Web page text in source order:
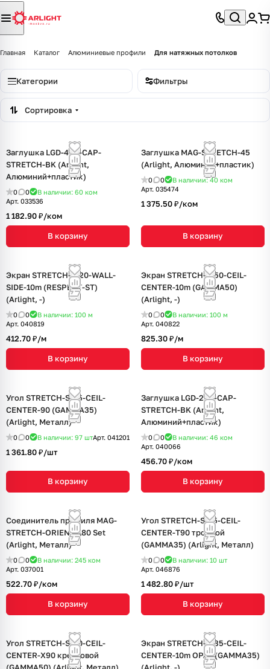
Главная Каталог Алюминиевые профили Для натяжных потолков
Категории Фильтры
Сортировка
Заглушка LGD-4TR-CAP-
STRETCH-BK (Arlight,
Алюминий+пластик)
0 0 В наличии: 60 ком
Арт. 033536
1 182.90 ₽/ком
В корзину
Заглушка MAG-STRETCH-45
(Arlight, Алюминий+пластик)
0 0 В наличии: 40 ком
Арт. 035474
1 375.50 ₽/ком
В корзину
Экран STRETCH-S-20-WALL-
SIDE-10m (RESPECT-ST)
(Arlight, -)
0 0 В наличии: 100 м
Арт. 040819
412.70 ₽/м
В корзину
Экран STRETCH-S-50-CEIL-
CENTER-10m (GAMMA50)
(Arlight, -)
0 0 В наличии: 100 м
Арт. 040822
825.30 ₽/м
В корзину
Угол STRETCH-S-35-CEIL-
CENTER-90 (GAMMA35)
(Arlight, Металл)
0 0 В наличии: 97 штАрт. 041201
1 361.80 ₽/шт
В корзину
Заглушка LGD-2TR-CAP-
STRETCH-BK (Arlight,
Алюминий+пластик)
0 0 В наличии: 46 ком
Арт. 040066
456.70 ₽/ком
В корзину
Соединитель профиля MAG-
STRETCH-ORIENT-180 Set
(Arlight, Металл)
0 0 В наличии: 245 ком
Арт. 037001
522.70 ₽/ком
В корзину
Угол STRETCH-S-35-CEIL-
CENTER-T90 тройной
(GAMMA35) (Arlight, Металл)
0 0 В наличии: 10 шт
Арт. 046876
1 482.80 ₽/шт
В корзину
Угол STRETCH-S-50-CEIL-
CENTER-X90 крестовой
Экран STRETCH-S-35-CEIL-
CENTER-10m OPAL (GAMMA35)